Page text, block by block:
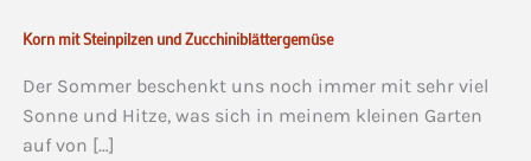
Korn mit Steinpilzen und Zucchiniblättergemüse
Der Sommer beschenkt uns noch immer mit sehr viel
Sonne und Hitze, was sich in meinem kleinen Garten
auf von […]